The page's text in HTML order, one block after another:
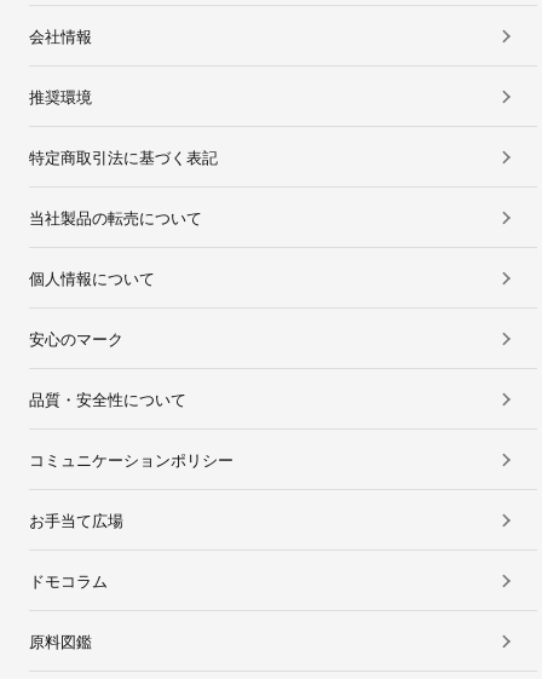
会社情報
推奨環境
特定商取引法に基づく表記
当社製品の転売について
個人情報について
安心のマーク
品質・安全性について
コミュニケーションポリシー
お手当て広場
ドモコラム
原料図鑑